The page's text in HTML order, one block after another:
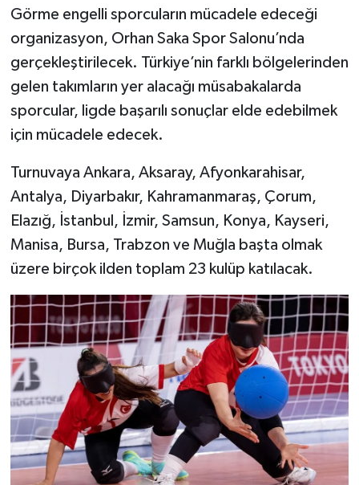
Görme engelli sporcuların mücadele edeceği
organizasyon, Orhan Saka Spor Salonu’nda
gerçekleştirilecek. Türkiye’nin farklı bölgelerinden
gelen takımların yer alacağı müsabakalarda
sporcular, ligde başarılı sonuçlar elde edebilmek
için mücadele edecek.
Turnuvaya Ankara, Aksaray, Afyonkarahisar,
Antalya, Diyarbakır, Kahramanmaraş, Çorum,
Elazığ, İstanbul, İzmir, Samsun, Konya, Kayseri,
Manisa, Bursa, Trabzon ve Muğla başta olmak
üzere birçok ilden toplam 23 kulüp katılacak.